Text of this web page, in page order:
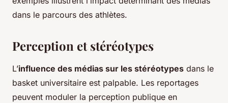
dans le parcours des athlètes.
Perception et stéréotypes
L’influence des médias sur les stéréotypes dans le
basket universitaire est palpable. Les reportages
peuvent moduler la perception publique en